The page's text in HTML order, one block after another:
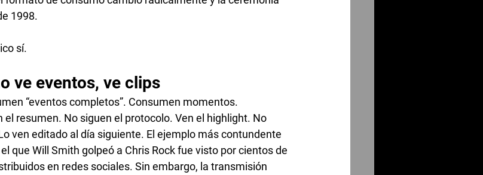
1998.
sí.
ve eventos, ve clips
“eventos completos”. Consumen momentos.
el resumen. No siguen el protocolo. Ven el highlight. No
ven editado al día siguiente. El ejemplo más contundente
que Will Smith golpeó a Chris Rock fue visto por cientos de
en redes sociales. Sin embargo, la transmisión